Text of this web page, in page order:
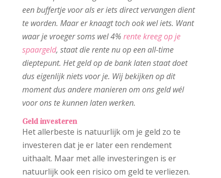
een buffertje voor als er iets direct vervangen dient
te worden. Maar er knaagt toch ook wel iets. Want
waar je vroeger soms wel 4% rente kreeg op je
spaargeld, staat die rente nu op een all-time
dieptepunt. Het geld op de bank laten staat doet
dus eigenlijk niets voor je. Wij bekijken op dit
moment dus andere manieren om ons geld wél
voor ons te kunnen laten werken.
Geld investeren
Het allerbeste is natuurlijk om je geld zo te
investeren dat je er later een rendement
uithaalt. Maar met alle investeringen is er
natuurlijk ook een risico om geld te verliezen.